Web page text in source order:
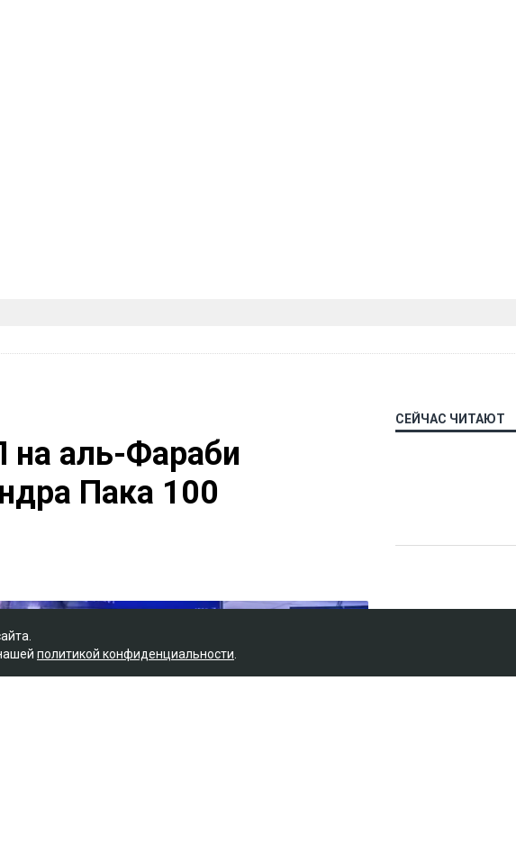
на аль-Фараби
Пака 100
СЕЙЧАС ЧИТАЮТ
политикой конфиденциальности